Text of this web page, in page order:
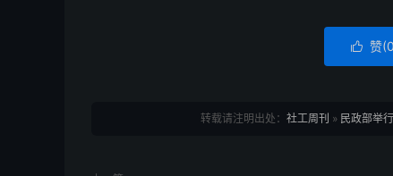
 赞(0
转载请注明出处： 社工周刊 » 民政部举